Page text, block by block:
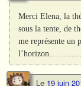
Merci Elena, la
sous la tente, de
me représente un
Le 19 juin